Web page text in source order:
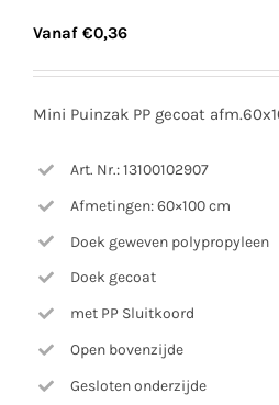
Vanaf €0,36
Mini Puinzak PP gecoat
Art. Nr.: 13100102907
Afmetingen: 60×100 cm
Doek geweven polypropyleen
Doek gecoat
met PP Sluitkoord
Open bovenzijde
Gesloten onderzijde